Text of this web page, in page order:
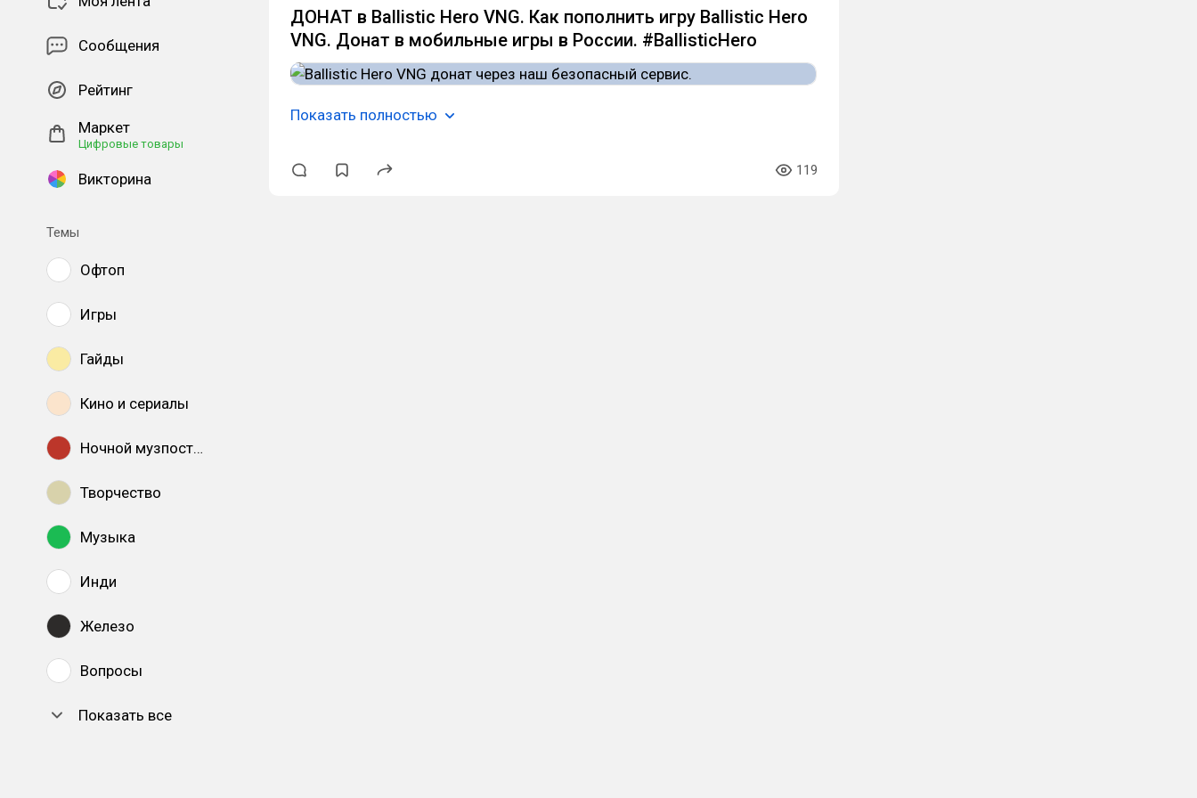
Сообщения
Рейтинг
Маркет
Цифровые товары
Викторина
Темы
Офтоп
Игры
Гайды
Кино и сериалы
Ночной музпостинг
Творчество
Музыка
Инди
Железо
Вопросы
Показать все
ДОНАТ в Ballistic Hero VNG. Как пополнить игру Ballistic Hero
VNG. Донат в мобильные игры в России. #BallisticHero
Показать полностью
119